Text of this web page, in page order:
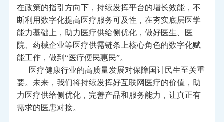
在政策的指引方向下，持续发挥平台的增长效能，不
断利用数字化提高医疗服务可及性，在夯实底层医学
能力基础上，助力医疗供给侧优化，做好医生、医
院、药械企业等医疗供需链条上核心角色的数字化赋
能工作，做到“医疗便民惠民”。
医疗健康行业的高质量发展对保障国计民生至关重
要。未来，我们将持续发挥好互联网医疗的价值，助
力医疗供给侧优化，完善产品和服务能力，让真正有
需求的医患对接。